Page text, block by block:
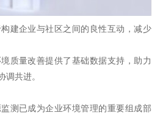
建企业与社区之间的良性互动，减少
质量改善提供了基础数据支持，助力
调共进。
测已成为企业环境管理的重要组成部